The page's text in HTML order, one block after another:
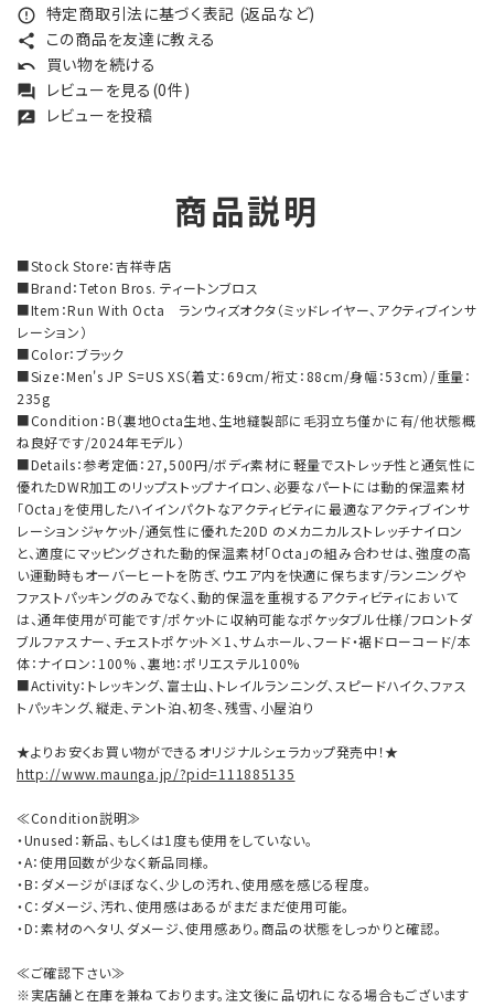
error_outline 特定商取引法に基づく表記 (返品など)
share この商品を友達に教える
undo 買い物を続ける
forum レビューを見る(0件)
rate_review レビューを投稿
商品説明
■Stock Store：吉祥寺店
■Brand：Teton Bros. ティートンブロス
■Item：Run With Octa ランウィズオクタ（ミッドレイヤー、アクティブインサ
レーション）
■Color：ブラック
■Size：Men's JP S=US XS（着丈：69cm/裄丈：88cm/身幅：53cm）/重量：
235g
■Condition：B（裏地Octa生地、生地縫製部に毛羽立ち僅かに有/他状態概
ね良好です/2024年モデル）
■Details：参考定価：27,500円/ボディ素材に軽量でストレッチ性と通気性に
優れたDWR加工のリップストップナイロン、必要なパートには動的保温素材
「Octa」を使用したハイインパクトなアクティビティに最適なアクティブインサ
レーションジャケット/通気性に優れた20D のメカニカルストレッチナイロン
と、適度にマッピングされた動的保温素材「Octa」の組み合わせは、強度の高
い運動時もオーバーヒートを防ぎ、ウエア内を快適に保ちます/ランニングや
ファストパッキングのみでなく、動的保温を重視するアクティビティにおいて
は、通年使用が可能です/ポケットに収納可能なポケッタブル仕様/フロントダ
ブルファスナー、チェストポケット×1、サムホール、フード・裾ドローコード/本
体：ナイロン：100% 、裏地：ポリエステル100%
■Activity：トレッキング、富士山、トレイルランニング、スピードハイク、ファス
トパッキング、縦走、テント泊、初冬、残雪、小屋泊り
★よりお安くお買い物ができるオリジナルシェラカップ発売中！★
http://www.maunga.jp/?pid=111885135
≪Condition説明≫
・Unused：新品、もしくは1度も使用をしていない。
・A：使用回数が少なく新品同様。
・B：ダメージがほぼなく、少しの汚れ、使用感を感じる程度。
・C：ダメージ、汚れ、使用感はあるがまだまだ使用可能。
・D：素材のヘタリ、ダメージ、使用感あり。商品の状態をしっかりと確認。
≪ご確認下さい≫
※実店舗と在庫を兼ねております。注文後に品切れになる場合もございます